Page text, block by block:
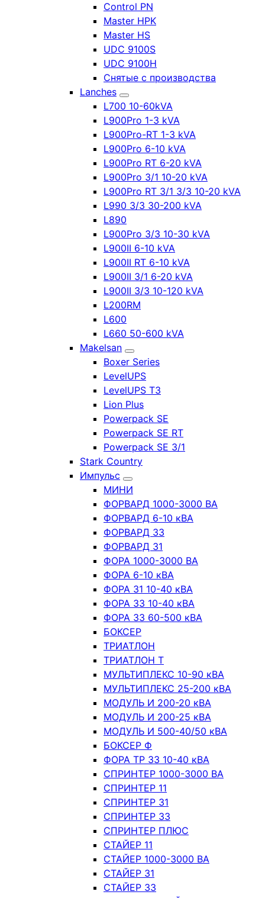
Control PN
Master HPK
Master HS
UDC 9100S
UDC 9100H
Снятые с производства
Lanches
L700 10-60kVA
L900Pro 1-3 kVA
L900Pro-RT 1-3 kVA
L900Pro 6-10 kVA
L900Pro RT 6-20 kVA
L900Pro 3/1 10-20 kVA
L900Pro RT 3/1 3/3 10-20 kVA
L990 3/3 30-200 kVA
L890
L900Pro 3/3 10-30 kVA
L900II 6-10 kVA
L900II RT 6-10 kVA
L900II 3/1 6-20 kVA
L900II 3/3 10-120 kVA
L200RM
L600
L660 50-600 kVA
Makelsan
Boxer Series
LevelUPS
LevelUPS T3
Lion Plus
Powerpack SE
Powerpack SE RT
Powerpack SE 3/1
Stark Country
Импульс
МИНИ
ФОРВАРД 1000-3000 ВА
ФОРВАРД 6-10 кВА
ФОРВАРД 33
ФОРВАРД 31
ФОРА 1000-3000 ВА
ФОРА 6-10 кВА
ФОРА 31 10-40 кВА
ФОРА 33 10-40 кВА
ФОРА 33 60-500 кВА
БОКСЕР
ТРИАТЛОН
ТРИАТЛОН Т
МУЛЬТИПЛЕКС 10-90 кВА
МУЛЬТИПЛЕКС 25-200 кВА
МОДУЛЬ И 200-20 кВА
МОДУЛЬ И 200-25 кВА
МОДУЛЬ И 500-40/50 кВА
БОКСЕР Ф
ФОРА ТР 33 10-40 кВА
СПРИНТЕР 1000-3000 ВА
СПРИНТЕР 11
СПРИНТЕР 31
СПРИНТЕР 33
СПРИНТЕР ПЛЮС
СТАЙЕР 11
СТАЙЕР 1000-3000 ВА
СТАЙЕР 31
СТАЙЕР 33